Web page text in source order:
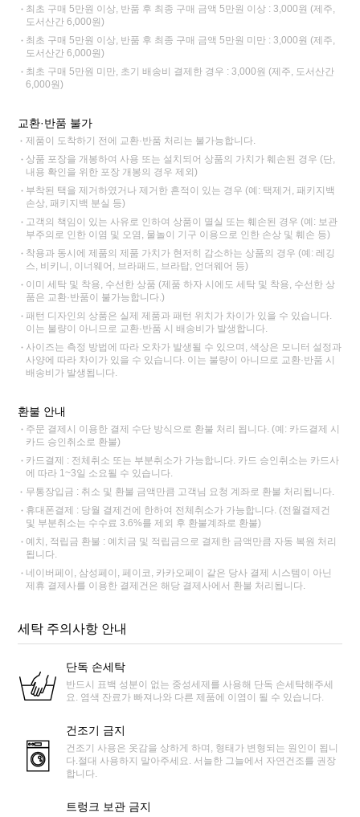
최초 구매 5만원 이상, 반품 후 최종 구매 금액 5만원 이상 : 3,000원 (제주,
도서산간 6,000원)
최초 구매 5만원 이상, 반품 후 최종 구매 금액 5만원 미만 : 3,000원 (제주,
도서산간 6,000원)
최초 구매 5만원 미만, 초기 배송비 결제한 경우 : 3,000원 (제주, 도서산간
6,000원)
교환·반품 불가
제품이 도착하기 전에 교환·반품 처리는 불가능합니다.
상품 포장을 개봉하여 사용 또는 설치되어 상품의 가치가 훼손된 경우 (단,
내용 확인을 위한 포장 개봉의 경우 제외)
부착된 택을 제거하였거나 제거한 흔적이 있는 경우 (예: 택제거, 패키지백
손상, 패키지백 분실 등)
고객의 책임이 있는 사유로 인하여 상품이 멸실 또는 훼손된 경우 (예: 보관
부주의로 인한 이염 및 오염, 물놀이 기구 이용으로 인한 손상 및 훼손 등)
착용과 동시에 제품의 제품 가치가 현저히 감소하는 상품의 경우 (예: 레깅
스, 비키니, 이너웨어, 브라패드, 브라탑, 언더웨어 등)
이미 세탁 및 착용, 수선한 상품 (제품 하자 시에도 세탁 및 착용, 수선한 상
품은 교환·반품이 불가능합니다.)
패턴 디자인의 상품은 실제 제품과 패턴 위치가 차이가 있을 수 있습니다.
이는 불량이 아니므로 교환·반품 시 배송비가 발생합니다.
사이즈는 측정 방법에 따라 오차가 발생될 수 있으며, 색상은 모니터 설정과
사양에 따라 차이가 있을 수 있습니다. 이는 불량이 아니므로 교환·반품 시
배송비가 발생됩니다.
환불 안내
주문 결제시 이용한 결제 수단 방식으로 환불 처리 됩니다. (예: 카드결제 시
카드 승인취소로 환불)
카드결제 : 전체취소 또는 부분취소가 가능합니다. 카드 승인취소는 카드사
에 따라 1~3일 소요될 수 있습니다.
무통장입금 : 취소 및 환불 금액만큼 고객님 요청 계좌로 환불 처리됩니다.
휴대폰결제 : 당월 결제건에 한하여 전체취소가 가능합니다. (전월결제건
및 부분취소는 수수료 3.6%를 제외 후 환불계좌로 환불)
예치, 적립금 환불 : 예치금 및 적립금으로 결제한 금액만큼 자동 복원 처리
됩니다.
네이버페이, 삼성페이, 페이코, 카카오페이 같은 당사 결제 시스템이 아닌
제휴 결제사를 이용한 결제건은 해당 결제사에서 환불 처리됩니다.
세탁 주의사항 안내
단독 손세탁
반드시 표백 성분이 없는 중성세제를 사용해 단독 손세탁해주세
요. 염색 잔료가 빠져나와 다른 제품에 이염이 될 수 있습니다.
건조기 금지
건조기 사용은 옷감을 상하게 하며, 형태가 변형되는 원인이 됩니
다.절대 사용하지 말아주세요. 서늘한 그늘에서 자연건조를 권장
합니다.
트렁크 보관 금지